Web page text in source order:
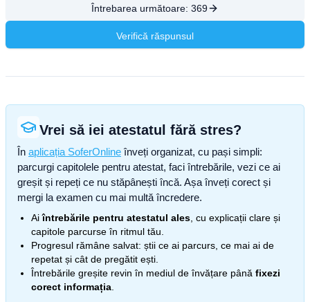
Întrebarea următoare: 369
Verifică răspunsul
Vrei să iei atestatul fără stres?
În aplicația SoferOnline înveți organizat, cu pași simpli:
parcurgi capitolele pentru atestat, faci întrebările, vezi ce ai
greșit și repeți ce nu stăpânești încă. Așa înveți corect și
mergi la examen cu mai multă încredere.
Aiîntrebările pentru atestatul ales , cu explicații clare și
capitole parcurse în ritmul tău.
Progresul rămâne salvat: știi ce ai parcurs, ce mai ai de
repetat și cât de pregătit ești.
Întrebările greșite revin în mediul de învățare până fixezi
corect informația